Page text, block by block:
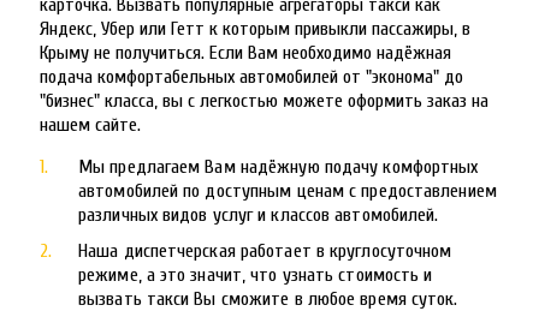
карточка. Вызвать популярные агрегаторы такси как
Яндекс, Убер или Гетт к которым привыкли пассажиры, в
Крыму не получиться. Если Вам необходимо надёжная
подача комфортабельных автомобилей от "эконома" до
"бизнес" класса, вы с легкостью можете оформить заказ на
нашем сайте.
Мы предлагаем Вам надёжную подачу комфортных
автомобилей по доступным ценам с предоставлением
различных видов услуг и классов автомобилей.
Наша диспетчерская работает в круглосуточном
режиме, а это значит, что узнать стоимость и
вызвать такси Вы сможите в любое время суток.